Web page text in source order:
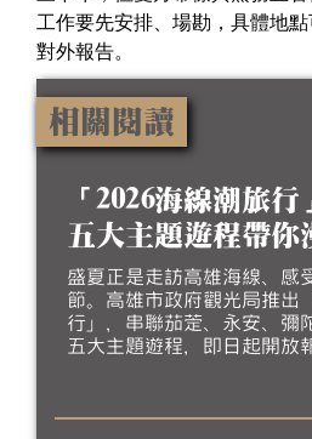
工作要先安排、場勘，具體地
對外報告。
相關閱讀
「2026海線潮旅
五大主題遊程帶你
盛夏正是走訪高雄海線、感
節。高雄市政府觀光局推出
行」，串聯茄萣、永安、彌
五大主題遊程，即日起開放
聚落、生態景觀、地方工藝
驗，帶領民眾深入探索北高
態、人文底蘊與漁村產業特